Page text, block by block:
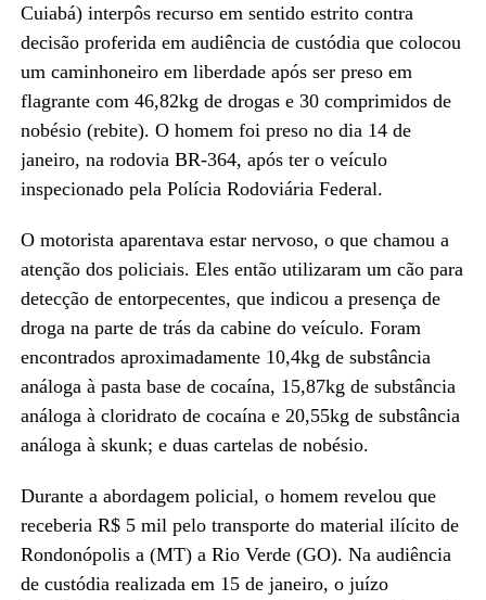
Cuiabá) interpôs recurso em sentido estrito contra
decisão proferida em audiência de custódia que colocou
um caminhoneiro em liberdade após ser preso em
flagrante com 46,82kg de drogas e 30 comprimidos de
nobésio (rebite). O homem foi preso no dia 14 de
janeiro, na rodovia BR-364, após ter o veículo
inspecionado pela Polícia Rodoviária Federal.
O motorista aparentava estar nervoso, o que chamou a
atenção dos policiais. Eles então utilizaram um cão para
detecção de entorpecentes, que indicou a presença de
droga na parte de trás da cabine do veículo. Foram
encontrados aproximadamente 10,4kg de substância
análoga à pasta base de cocaína, 15,87kg de substância
análoga à cloridrato de cocaína e 20,55kg de substância
análoga à skunk; e duas cartelas de nobésio.
Durante a abordagem policial, o homem revelou que
receberia R$ 5 mil pelo transporte do material ilícito de
Rondonópolis a (MT) a Rio Verde (GO). Na audiência
de custódia realizada em 15 de janeiro, o juízo